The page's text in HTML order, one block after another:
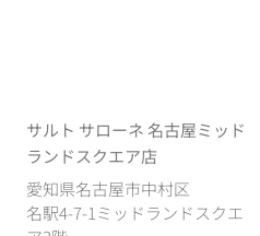
サルト サローネ 名古屋ミッド
ランドスクエア店
愛知県名古屋市中村区
名駅4-7-1ミッドランドスクエ